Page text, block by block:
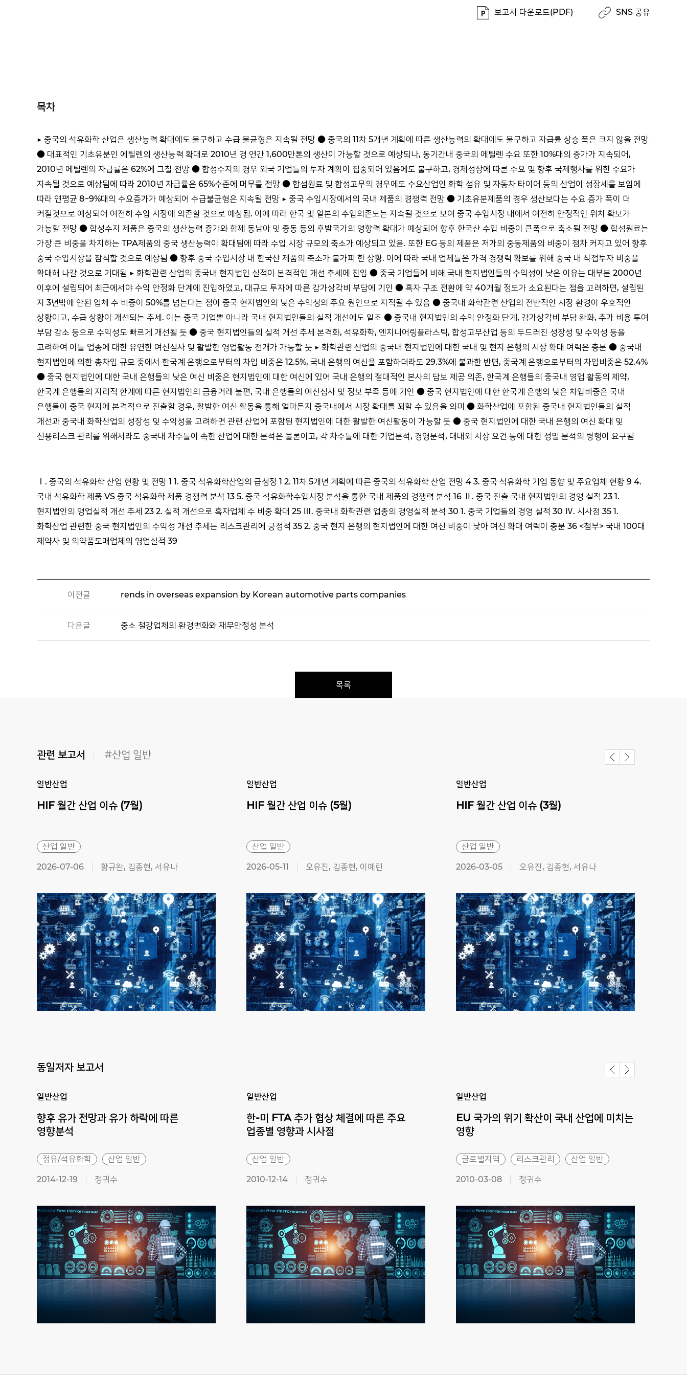
보고서 다운로드(PDF) SNS 공유
목차
▶ 중국의 석유화학 산업은 생산능력 확대에도 불구하고 수급 불균형은 지속될 전망 ● 중국의 11차 5개년 계획에 따른 생산능력의 확대에도 불구하고 자급률 상승 폭은 크지 않을 전망
● 대표적인 기초유분인 에틸렌의 생산능력 확대로 2010년 경 연간 1,600만톤의 생산이 가능할 것으로 예상되나, 동기간내 중국의 에틸렌 수요 또한 10%대의 증가가 지속되어,
2010년 에틸렌의 자급률은 62%에 그칠 전망 ● 합성수지의 경우 외국 기업들의 투자 계획이 집중되어 있음에도 불구하고, 경제성장에 따른 수요 및 향후 국제행사를 위한 수요가
지속될 것으로 예상됨에 따라 2010년 자급률은 65%수준에 머무를 전망 ● 합섬원료 및 합성고무의 경우에도 수요산업인 화학 섬유 및 자동차 타이어 등의 산업이 성장세를 보임에
따라 연평균 8~9%대의 수요증가가 예상되어 수급불균형은 지속될 전망 ▶ 중국 수입시장에서의 국내 제품의 경쟁력 전망 ● 기초유분제품의 경우 생산보다는 수요 증가 폭이 더
커질것으로 예상되어 여전히 수입 시장에 의존할 것으로 예상됨. 이에 따라 한국 및 일본의 수입의존도는 지속될 것으로 보여 중국 수입시장 내에서 여전히 안정적인 위치 확보가
가능할 전망 ● 합성수지 제품은 중국의 생산능력 증가와 함께 동남아 및 중동 등의 후발국가의 영향력 확대가 예상되어 향후 한국산 수입 비중이 큰폭으로 축소될 전망 ● 합섬원료는
가장 큰 비중을 차지하는 TPA제품의 중국 생산능력이 확대됨에 따라 수입 시장 규모의 축소가 예상되고 있음. 또한 EG 등의 제품은 저가의 중동제품의 비중이 점차 커지고 있어 향후
중국 수입시장을 잠식할 것으로 예상됨 ● 향후 중국 수입시장 내 한국산 제품의 축소가 불가피 한 상황. 이에 따라 국내 업체들은 가격 경쟁력 확보를 위해 중국 내 직접투자 비중을
확대해 나갈 것으로 기대됨 ▶ 화학관련 산업의 중국내 현지법인 실적이 본격적인 개선 추세에 진입 ● 중국 기업들에 비해 국내 현지법인들의 수익성이 낮은 이유는 대부분 2000년
이후에 설립되어 최근에서야 수익 안정화 단계에 진입하였고, 대규모 투자에 따른 감가상각비 부담에 기인 ● 흑자 구조 전환에 약 40개월 정도가 소요된다는 점을 고려하면, 설립된
지 3년밖에 안된 업체 수 비중이 50%를 넘는다는 점이 중국 현지법인의 낮은 수익성의 주요 원인으로 지적될 수 있음 ● 중국내 화학관련 산업의 전반적인 시장 환경이 우호적인
상황이고, 수급 상황이 개선되는 추세. 이는 중국 기업뿐 아니라 국내 현지법인들의 실적 개선에도 일조 ● 중국내 현지법인의 수익 안정화 단계, 감가상각비 부담 완화, 추가 비용 투여
부담 감소 등으로 수익성도 빠르게 개선될 듯 ● 중국 현지법인들의 실적 개선 추세 본격화, 석유화학, 엔지니어링플라스틱, 합성고무산업 등의 두드러진 성장성 및 수익성 등을
고려하여 이들 업종에 대한 유연한 여신심사 및 활발한 영업활동 전개가 가능할 듯 ▶ 화학관련 산업의 중국내 현지법인에 대한 국내 및 현지 은행의 시장 확대 여력은 충분 ● 중국내
현지법인에 의한 총차입 규모 중에서 한국계 은행으로부터의 차입 비중은 12.5%, 국내 은행의 여신을 포함하더라도 29.3%에 불과한 반면, 중국계 은행으로부터의 차입비중은 52.4%
● 중국 현지법인에 대한 국내 은행들의 낮은 여신 비중은 현지법인에 대한 여신에 있어 국내 은행의 절대적인 본사의 담보 제공 의존, 한국계 은행들의 중국내 영업 활동의 제약,
한국계 은행들의 지리적 한계에 따른 현지법인의 금융거래 불편, 국내 은행들의 여신심사 및 정보 부족 등에 기인 ● 중국 현지법인에 대한 한국계 은행의 낮은 차입비중은 국내
은행들이 중국 현지에 본격적으로 진출할 경우, 활발한 여신 활동을 통해 얼마든지 중국내에서 시장 확대를 꾀할 수 있음을 의미 ● 화학산업에 포함된 중국내 현지법인들의 실적
개선과 중국내 화학산업의 성장성 및 수익성을 고려하면 관련 산업에 포함된 현지법인에 대한 활발한 여신활동이 가능할 듯 ● 중국 현지법인에 대한 국내 은행의 여신 확대 및
신용리스크 관리를 위해서라도 중국내 차주들이 속한 산업에 대한 분석은 물론이고, 각 차주들에 대한 기업분석, 경영분석, 대내외 시장 요건 등에 대한 정밀 분석의 병행이 요구됨
Ⅰ. 중국의 석유화학 산업 현황 및 전망 1 1. 중국 석유화학산업의 급성장 1 2. 11차 5개년 계획에 따른 중국의 석유화학 산업 전망 4 3. 중국 석유화학 기업 동향 및 주요업체 현황 9 4.
국내 석유화학 제품 VS 중국 석유화학 제품 경쟁력 분석 13 5. 중국 석유화학수입시장 분석을 통한 국내 제품의 경쟁력 분석 16 Ⅱ. 중국 진출 국내 현지법인의 경영 실적 23 1.
현지법인의 영업실적 개선 추세 23 2. 실적 개선으로 흑자업체 수 비중 확대 25 Ⅲ. 중국내 화학관련 업종의 경영실적 분석 30 1. 중국 기업들의 경영 실적 30 Ⅳ. 시사점 35 1.
화학산업 관련한 중국 현지법인의 수익성 개선 추세는 리스크관리에 긍정적 35 2. 중국 현지 은행의 현지법인에 대한 여신 비중이 낮아 여신 확대 여력이 충분 36 <첨부> 국내 100대
제약사 및 의약품도매업체의 영업실적 39
이전글 rends in overseas expansion by Korean automotive parts companies
다음글 중소 철강업체의 환경변화와 재무안정성 분석
목록
관련 보고서 #산업 일반
일반산업
HIF 월간 산업 이슈 (7월)
산업 일반
2026-07-06 황규완, 김종현, 서유나
일반산업
HIF 월간 산업 이슈 (5월)
산업 일반
2026-05-11 오유진, 김종현, 이예린
일반산업
HIF 월간 산업 이슈 (3월)
산업 일반
2026-03-05 오유진, 김종현, 서유나
동일저자 보고서
일반산업
향후 유가 전망과 유가 하락에 따른
영향분석
정유/석유화학 산업 일반
2014-12-19 정귀수
일반산업
한-미 FTA 추가 협상 체결에 따른 주요
업종별 영향과 시사점
산업 일반
2010-12-14 정귀수
일반산업
EU 국가의 위기 확산이 국내 산업에 미치는
영향
글로벌지역 리스크관리 산업 일반
2010-03-08 정귀수